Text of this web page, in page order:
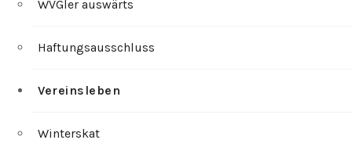
WVGler auswärts
Haftungsausschluss
Vereinsleben
Winterskat